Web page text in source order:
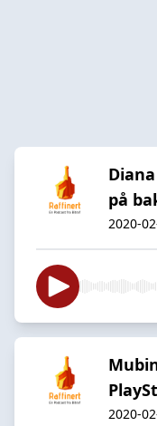
på
2020-
2020-